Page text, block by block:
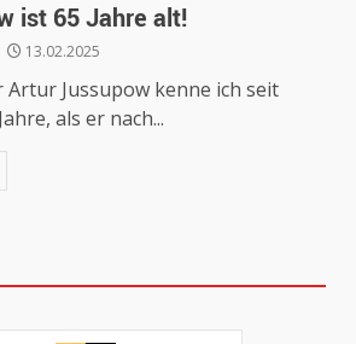
ist 65 Jahre alt!
13.02.2025
Jussupow kenne ich seit
als er nach...